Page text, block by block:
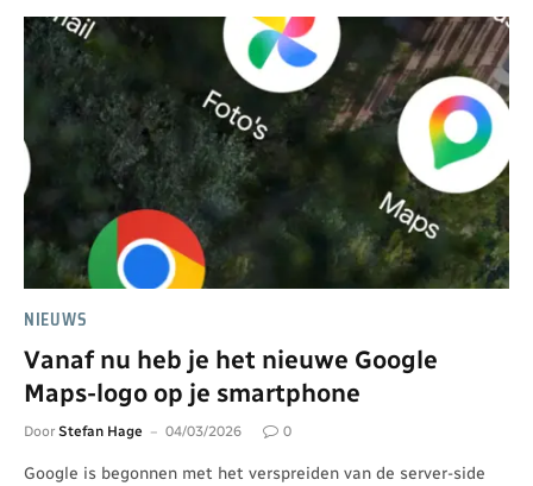
NIEUWS
Vanaf nu heb je het nieuwe Google
Maps-logo op je smartphone
Door Stefan Hage 04/03/2026 0
Google is begonnen met het verspreiden van de server-side